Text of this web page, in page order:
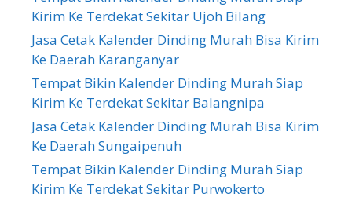
Kirim Ke Terdekat Sekitar Ujoh Bilang
Jasa Cetak Kalender Dinding Murah Bisa Kirim
Ke Daerah Karanganyar
Tempat Bikin Kalender Dinding Murah Siap
Kirim Ke Terdekat Sekitar Balangnipa
Jasa Cetak Kalender Dinding Murah Bisa Kirim
Ke Daerah Sungaipenuh
Tempat Bikin Kalender Dinding Murah Siap
Kirim Ke Terdekat Sekitar Purwokerto